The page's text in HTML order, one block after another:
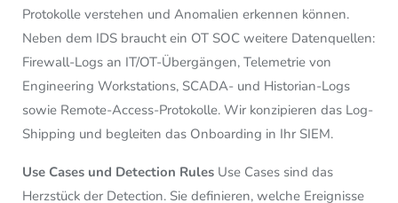
Protokolle verstehen und Anomalien erkennen können.
Neben dem IDS braucht ein OT SOC weitere Datenquellen:
Firewall-Logs an IT/OT-Übergängen, Telemetrie von
Engineering Workstations, SCADA- und Historian-Logs
sowie Remote-Access-Protokolle. Wir konzipieren das Log-
Shipping und begleiten das Onboarding in Ihr SIEM.
Use Cases und Detection Rules Use Cases sind das
Herzstück der Detection. Sie definieren, welche Ereignisse